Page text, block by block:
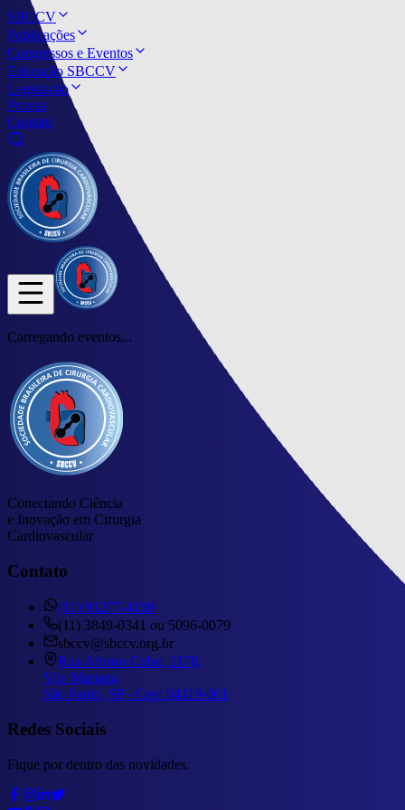
SBCCV
Publicações
Congressos e Eventos
Educação SBCCV
Legislação
Provas
Contato
Carregando eventos...
Conectando Ciência
e Inovação em Cirurgia
Cardiovascular
Contato
(11) 91277-4188
(11) 3849-0341 ou 5096-0079
sbccv@sbccv.org.br
Rua Afonso Celso, 1178,
Vila Mariana
São Paulo, SP - Cep: 04119-061
Redes Sociais
Fique por dentro das novidades.